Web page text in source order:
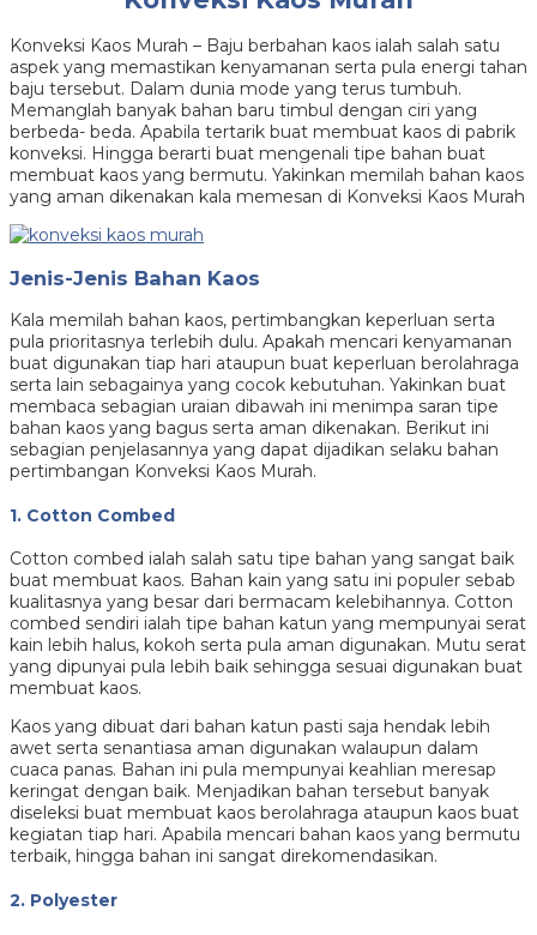
Konveksi Kaos Murah – Baju berbahan kaos ialah salah satu
aspek yang memastikan kenyamanan serta pula energi tahan
baju tersebut. Dalam dunia mode yang terus tumbuh.
Memanglah banyak bahan baru timbul dengan ciri yang
berbeda- beda. Apabila tertarik buat membuat kaos di pabrik
konveksi. Hingga berarti buat mengenali tipe bahan buat
membuat kaos yang bermutu. Yakinkan memilah bahan kaos
yang aman dikenakan kala memesan di Konveksi Kaos Murah
Jenis-Jenis Bahan Kaos
Kala memilah bahan kaos, pertimbangkan keperluan serta
pula prioritasnya terlebih dulu. Apakah mencari kenyamanan
buat digunakan tiap hari ataupun buat keperluan berolahraga
serta lain sebagainya yang cocok kebutuhan. Yakinkan buat
membaca sebagian uraian dibawah ini menimpa saran tipe
bahan kaos yang bagus serta aman dikenakan. Berikut ini
sebagian penjelasannya yang dapat dijadikan selaku bahan
pertimbangan Konveksi Kaos Murah.
1. Cotton Combed
Cotton combed ialah salah satu tipe bahan yang sangat baik
buat membuat kaos. Bahan kain yang satu ini populer sebab
kualitasnya yang besar dari bermacam kelebihannya. Cotton
combed sendiri ialah tipe bahan katun yang mempunyai serat
kain lebih halus, kokoh serta pula aman digunakan. Mutu serat
yang dipunyai pula lebih baik sehingga sesuai digunakan buat
membuat kaos.
Kaos yang dibuat dari bahan katun pasti saja hendak lebih
awet serta senantiasa aman digunakan walaupun dalam
cuaca panas. Bahan ini pula mempunyai keahlian meresap
keringat dengan baik. Menjadikan bahan tersebut banyak
diseleksi buat membuat kaos berolahraga ataupun kaos buat
kegiatan tiap hari. Apabila mencari bahan kaos yang bermutu
terbaik, hingga bahan ini sangat direkomendasikan.
2. Polyester